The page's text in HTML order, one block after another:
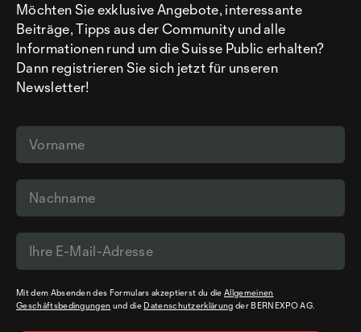
Möchten Sie exklusive Angebote, interessante
Beiträge, Tipps aus der Community und alle
Informationen rund um die Suisse Public erhalten?
Dann registrieren Sie sich jetzt für unseren
Newsletter!
Mit dem Absenden des Formulars akzeptierst du dieAllgemeinen
Geschäftsbedingungen und die Datenschutzerklärung der BERNEXPO AG.